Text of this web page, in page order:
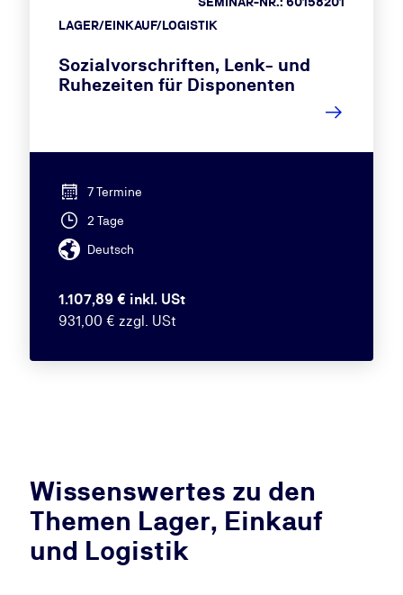
LAGER/EINKAUF/LOGISTIK
Sozialvorschriften, Lenk- und
Ruhezeiten für Disponenten
7 Termine
2 Tage
Deutsch
1.107,89 € inkl. USt
931,00 € zzgl. USt
Wissenswertes zu den
Themen Lager, Einkauf
und Logistik